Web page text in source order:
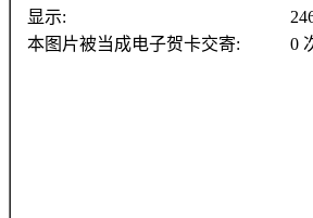
显示:
本图片被当成电子贺卡交寄:
0